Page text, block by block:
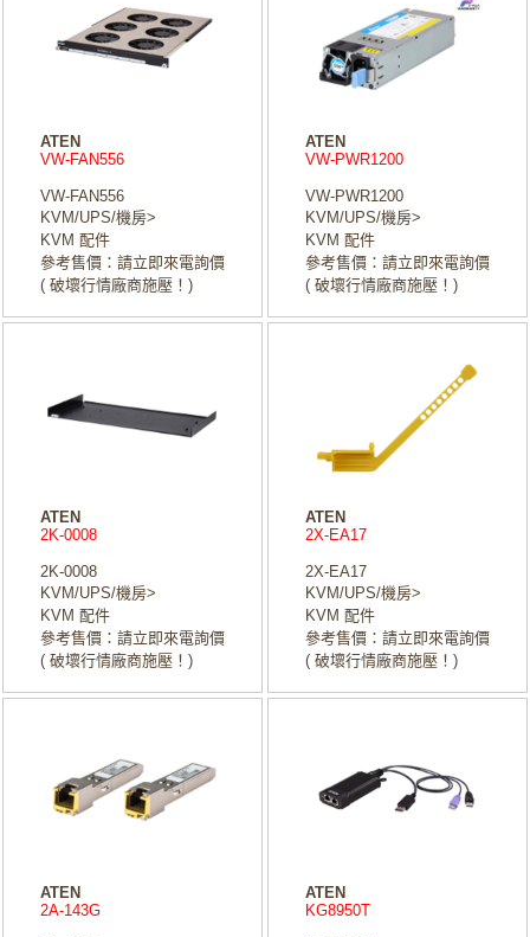
ATEN
VW-FAN556
VW-FAN556
KVM/UPS/機房>
KVM 配件
參考售價：請立即來電詢價
( 破壞行情廠商施壓！)
ATEN
VW-PWR1200
VW-PWR1200
KVM/UPS/機房>
KVM 配件
參考售價：請立即來電詢價
( 破壞行情廠商施壓！)
ATEN
2K-0008
2K-0008
KVM/UPS/機房>
KVM 配件
參考售價：請立即來電詢價
( 破壞行情廠商施壓！)
ATEN
2X-EA17
2X-EA17
KVM/UPS/機房>
KVM 配件
參考售價：請立即來電詢價
( 破壞行情廠商施壓！)
ATEN
2A-143G
ATEN
KG8950T